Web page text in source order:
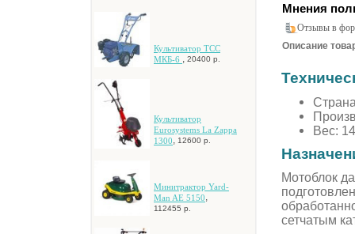
Культиватор ТСС
МКБ-6 , 20400 р.
Культиватор
Eurosystems La Zappa
1300
12600 р.
Mинитpaктop Yard-
Man AE 5150
112455 р.
Мнения
Отзывы в
Описание
Вес:
Мотоблок
сетчатым